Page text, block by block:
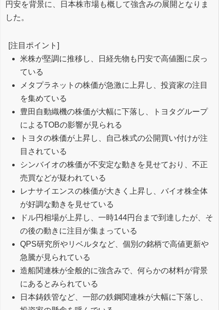
円安を背景に、日本株市場も概して強含みの展開となりま
した。
[注目ポイント]
米株が堅調に推移し、日経先物も円安で高値圏に戻っ
ている
メタプラネットの株価が急激に上昇し、投資家の注目
を集めている
豊田自動織機の株価が大幅に下落し、トヨタグループ
によるTOBの影響が見られる
トヨタの株価が上昇し、自己株式の公開買い付けが注
目されている
シンバイオの株価が不安定な動きを見せており、不正
売買などが疑われている
レナサイエンスの株価が大きく上昇し、バイオ株全体
が好調な動きを見せている
ドル円相場が上昇し、一時144円台まで到達したが、そ
の後の動きに注目が集まっている
QPS研究所やリベルタなど、個別の銘柄で高値更新や
急騰が見られている
造船関連株が全般的に強含みで、何らかの材料が背景
にあるとみられている
日本鋳鉄管など、一部の鉄鋼関連株が大幅に下落し、